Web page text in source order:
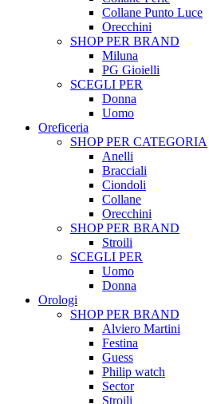
Collane Punto Luce
Orecchini
SHOP PER BRAND
Miluna
PG Gioielli
SCEGLI PER
Donna
Uomo
Oreficeria
SHOP PER CATEGORIA
Anelli
Bracciali
Ciondoli
Collane
Orecchini
SHOP PER BRAND
Stroili
SCEGLI PER
Uomo
Donna
Orologi
SHOP PER BRAND
Alviero Martini
Festina
Guess
Philip watch
Sector
Stroili